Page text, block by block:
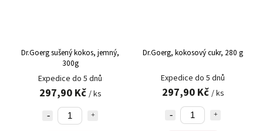
Dr.Goerg sušený kokos, jemný,
300g
Expedice do 5 dnů
297,90 Kč / ks
Dr.Goerg, kokosový cukr, 280 g
Expedice do 5 dnů
297,90 Kč / ks